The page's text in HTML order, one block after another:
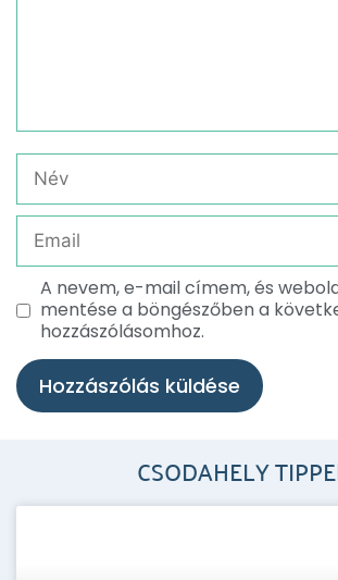
A nevem, e-mail címem, és
mentése a böngészőben a
hozzászólásomhoz.
CSODAHELY